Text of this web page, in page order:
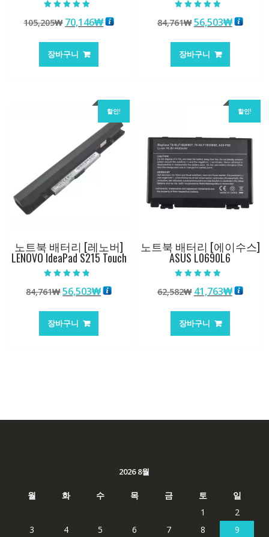
5.00
로 평가됨
105,205₩ 원
가
격:
70,146₩현
장바구니
4.50
로 평가됨
84,761₩ 원
가
격:
56,503₩현
장바구니
할인!
노트북 배터리 [레노버]
LENOVO IdeaPad S215 Touch
4.50
로 평가됨
84,761₩원
가
격:
56,503₩현
장바구니
할인!
노트북 배터리 [에이수스]
ASUS L0690L6
4.50
로 평가됨
62,582₩ 원
가
격:
41,763₩현
장바구니
2026 8월
월 화 수 목 금 토
일
1
2
3
4 5 6 7 8
9